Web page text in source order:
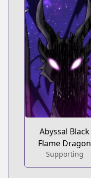
Abyssal Black
Flame Dragon
Supporting